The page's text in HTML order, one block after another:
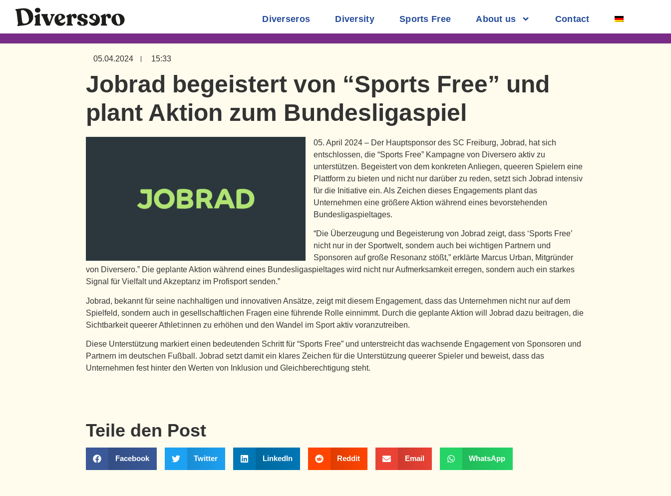
Diverseros Diversity Sports Free About us Contact
05.04.2024 15:33
Jobrad begeistert von “Sports Free” und
plant Aktion zum Bundesligaspiel
05. April 2024 – Der Hauptsponsor des SC Freiburg, Jobrad, hat sich
entschlossen, die “Sports Free” Kampagne von Diversero aktiv zu
unterstützen. Begeistert von dem konkreten Anliegen, queeren Spielern eine
Plattform zu bieten und nicht nur darüber zu reden, setzt sich Jobrad intensiv
für die Initiative ein. Als Zeichen dieses Engagements plant das
Unternehmen eine größere Aktion während eines bevorstehenden
Bundesligaspieltages.
“Die Überzeugung und Begeisterung von Jobrad zeigt, dass ‘Sports Free’
nicht nur in der Sportwelt, sondern auch bei wichtigen Partnern und
Sponsoren auf große Resonanz stößt,” erklärte Marcus Urban, Mitgründer
von Diversero.” Die geplante Aktion während eines Bundesligaspieltages wird nicht nur Aufmerksamkeit erregen, sondern auch ein starkes
Signal für Vielfalt und Akzeptanz im Profisport senden.”
Jobrad, bekannt für seine nachhaltigen und innovativen Ansätze, zeigt mit diesem Engagement, dass das Unternehmen nicht nur auf dem
Spielfeld, sondern auch in gesellschaftlichen Fragen eine führende Rolle einnimmt. Durch die geplante Aktion will Jobrad dazu beitragen, die
Sichtbarkeit queerer Athlet:innen zu erhöhen und den Wandel im Sport aktiv voranzutreiben.
Diese Unterstützung markiert einen bedeutenden Schritt für “Sports Free” und unterstreicht das wachsende Engagement von Sponsoren und
Partnern im deutschen Fußball. Jobrad setzt damit ein klares Zeichen für die Unterstützung queerer Spieler und beweist, dass das
Unternehmen fest hinter den Werten von Inklusion und Gleichberechtigung steht.
Teile den Post
Facebook Twitter LinkedIn Reddit Email WhatsApp